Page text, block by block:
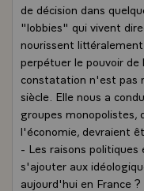
de décision dans
"lobbies" qui vivent
nourissent
perpétuer le pouvoir
constatation n'est pas
siècle. Elle nous a
groupes monopolistes,
l'économie, devraient
- Les raisons
s'ajouter aux
aujourd'hui en France